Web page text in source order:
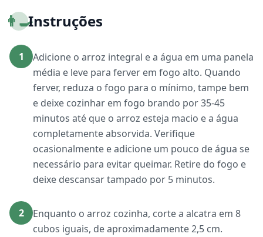
👨‍🍳Instruções
1
Adicione o arroz integral e a água em uma panela
média e leve para ferver em fogo alto. Quando
ferver, reduza o fogo para o mínimo, tampe bem
e deixe cozinhar em fogo brando por 35-45
minutos até que o arroz esteja macio e a água
completamente absorvida. Verifique
ocasionalmente e adicione um pouco de água se
necessário para evitar queimar. Retire do fogo e
deixe descansar tampado por 5 minutos.
2
Enquanto o arroz cozinha, corte a alcatra em 8
cubos iguais, de aproximadamente 2,5 cm.